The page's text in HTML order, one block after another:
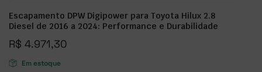
Escapamento DPW Digipower para Toyota Hilux 2.8
Diesel de 2016 a 2024: Performance e Durabilidade
R$ 4.971,30
Em estoque